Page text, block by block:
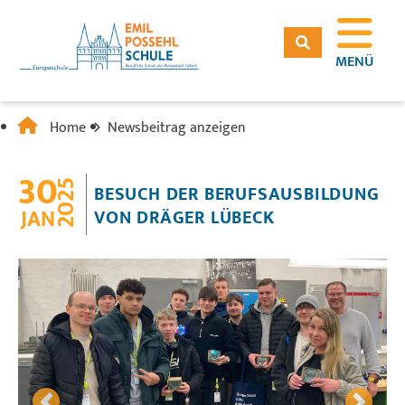
MENÜ
Home Newsbeitrag anzeigen
30
JAN2025 BESUCH DER BERUFSAUSBILDUNG
VON DRÄGER LÜBECK